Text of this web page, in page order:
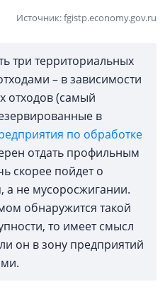
Источник: fgistp.economy.gov.ru
три территориальных
– в зависимости
отходов (самый
в
по обработке
отдать профильным
скорее пойдет о
а не мусоросжигании.
обнаружится такой
то имеет смысл
он в зону предприятий